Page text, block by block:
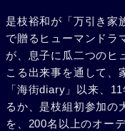
是枝裕和が「万引き家
で贈るヒューマンドラ
が、息子に瓜二つのヒ
こる出来事を通して、
「海街diary」以来、
るか、是枝組初参加の
を、200名以上のオー